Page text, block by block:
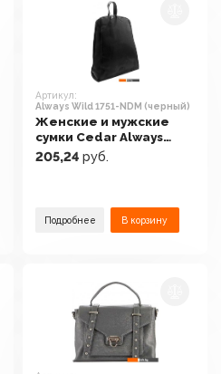
Артикул:
Always Wild 1751-NDM (черный)
Женские и мужские
сумки Cedar Always
Wild 1751-NDM (черный)
205,24 руб.
Подробнее В корзину